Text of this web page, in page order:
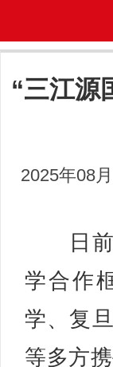
“三江源
2025年08
日前
学合作
学、复
等多方